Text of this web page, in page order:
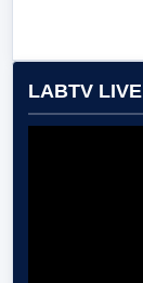
LABTV LIVE